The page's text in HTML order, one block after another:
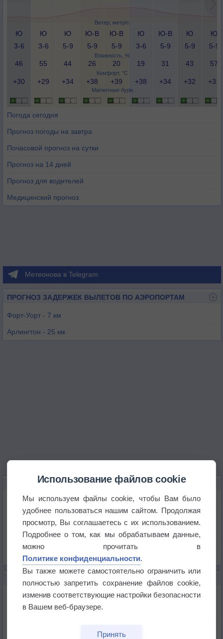
Ветер, метр/с
Влажность, %
Комфорт, °C
Магнитные бури
Ю
3-6
Ю
3-6
Ю
5-9
Ю-В
5-9
Ю-В
5-9
Ю
3-6
Ю-В
5-9
Ю
5-9
Ю
5-9
46 55 44 26 20 19 31 43 57
+30 +29 +34 +38 +39 +38 +34 +32 +31
Погода сегодня
Прогноз погоды на завтра
Почасовой прогноз на сутки
Прогноз на 14 дней
Прогноз для водителей
Медицинский прогноз
Метеонова в Telegram
ПРОГНОЗ ЗАДЕРЖЕК ВЫЛЕТОВ ПО АЭРОПОРТАМ
Форт-Уорт - 7 км
Арлингтон - 25 км
КАРТЫ ПОГОДЫ В ФОРТ-УЭРТЕ
Температура
Давление
Осадки
Список всех карт
Погода в Екатеринбурге 6 августа
Использование файлов cookie
Мы используем файлы cookie, чтобы Вам было
удобнее пользоваться нашим сайтом. Продолжая
просмотр, Вы соглашаетесь с их использованием.
Подробнее о том, как мы обрабатываем данные,
можно прочитать в
Политике конфиденциальности.
Вы также можете самостоятельно ограничить или
полностью запретить сохранение файлов cookie,
изменив соответствующие настройки безопасности
в Вашем веб-браузере.
Принять